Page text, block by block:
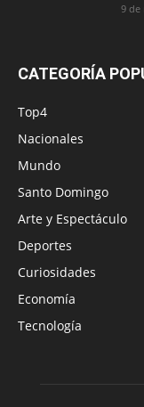
9 de
CATEGORÍA
Top4
Nacionales
Mundo
Santo Domingo
Arte y Espectáculo
Deportes
Curiosidades
Economía
Tecnología